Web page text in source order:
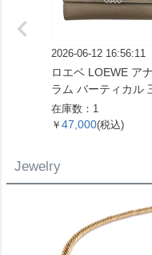
2026-06-12 16:56:11
ロエベ LOEWE ア
ラム バーティカル
折り財布 ベージュ
バー金具【中古】
在庫数：1
￥ 47,000(税込)
Jewelry